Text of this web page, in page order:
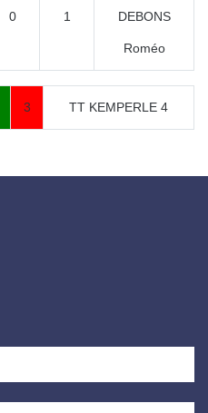
0 1 DEBONS
Roméo
3 TT KEMPERLE 4